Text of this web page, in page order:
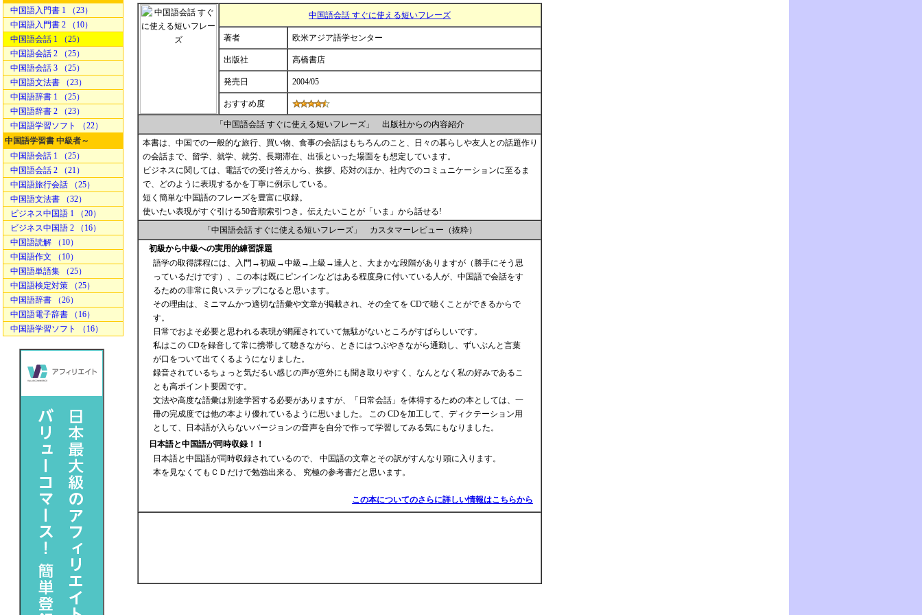
中国語入門書 1 （23）
中国語入門書 2 （10）
中国語会話 1 （25）
中国語会話 2 （25）
中国語会話 3 （25）
中国語文法書 （23）
中国語辞書 1 （25）
中国語辞書 2 （23）
中国語学習ソフト （22）
中国語学習書 中級者～
中国語会話 1 （25）
中国語会話 2 （21）
中国語旅行会話 （25）
中国語文法書 （32）
ビジネス中国語 1 （20）
ビジネス中国語 2 （16）
中国語読解 （10）
中国語作文 （10）
中国語単語集 （25）
中国語検定対策 （25）
中国語辞書 （26）
中国語電子辞書 （16）
中国語学習ソフト （16）
中国語会話 すぐに使える短いフレーズ
著者 欧米アジア語学センター
出版社 高橋書店
発売日 2004/05
おすすめ度
「中国語会話 すぐに使える短いフレーズ」 出版社からの内容紹介
本書は、中国での一般的な旅行、買い物、食事の会話はもちろんのこと、日々の暮らしや友人との話題作り
の会話まで、留学、就学、就労、長期滞在、出張といった場面をも想定しています。
ビジネスに関しては、電話での受け答えから、挨拶、応対のほか、社内でのコミュニケーションに至るま
で、どのように表現するかを丁寧に例示している。
短く簡単な中国語のフレーズを豊富に収録。
使いたい表現がすぐ引ける50音順索引つき。伝えたいことが「いま」から話せる!
「中国語会話 すぐに使える短いフレーズ」 カスタマーレビュー（抜粋）
初級から中級への実用的練習課題
語学の取得課程には、入門→初級→中級→上級→達人と、大まかな段階がありますが（勝手にそう思
っているだけです）、この本は既にピンインなどはある程度身に付いている人が、中国語で会話をす
るための非常に良いステップになると思います。
その理由は、ミニマムかつ適切な語彙や文章が掲載され、その全てを CDで聴くことができるからで
す。
日常でおよそ必要と思われる表現が網羅されていて無駄がないところがすばらしいです。
私はこの CDを録音して常に携帯して聴きながら、ときにはつぶやきながら通勤し、ずいぶんと言葉
が口をついて出てくるようになりました。
録音されているちょっと気だるい感じの声が意外にも聞き取りやすく、なんとなく私の好みであるこ
とも高ポイント要因です。
文法や高度な語彙は別途学習する必要がありますが、「日常会話」を体得するための本としては、一
冊の完成度では他の本より優れているように思いました。 この CDを加工して、ディクテーション用
として、日本語が入らないバージョンの音声を自分で作って学習してみる気にもなりました。
日本語と中国語が同時収録！！
日本語と中国語が同時収録されているので、 中国語の文章とその訳がすんなり頭に入ります。
本を見なくてもＣＤだけで勉強出来る、 究極の参考書だと思います。
この本についてのさらに詳しい情報はこちらから